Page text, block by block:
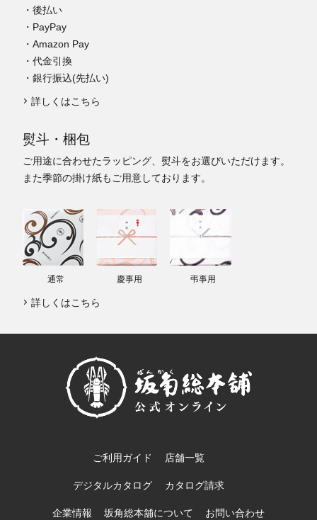
・後払い
・PayPay
・Amazon Pay
・代金引換
・銀行振込(先払い)
詳しくはこちら
熨斗・梱包
ご用途に合わせたラッピング、熨斗をお選びいただけます。
また季節の掛け紙もご用意しております。
通常 慶事用 弔事用
詳しくはこちら
ご利用ガイド 店舗一覧
デジタルカタログ カタログ請求
企業情報 坂角総本舖について お問い合わせ